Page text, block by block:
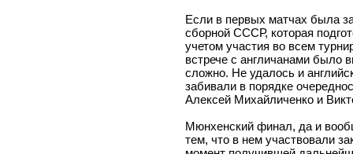
Если в первых матчах была
сборной СССР, которая
учетом участия во всем
встрече с англичанами было
сложно. Не удалось и
забивали в порядке
Алексей Михайличенко и
Мюнхенский финал, да и
тем, что в нем участвовали